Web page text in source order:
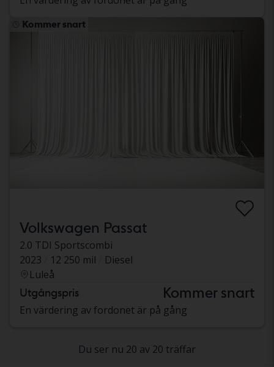
Kommer snart
Volkswagen Passat
2.0 TDI Sportscombi
2023
12 250 mil
Diesel
Luleå
Utgångspris Kommer snart
En värdering av fordonet är på gång
Du ser nu 20 av 20 träffar